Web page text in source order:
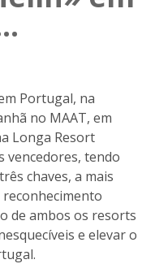
Portugal, na
no MAAT, em
Longa Resort
vencedores, tendo
chaves, a mais
de ambos os resorts
e elevar o